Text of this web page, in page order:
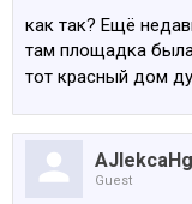
как так? Ещё
там площадка
тот красный дом
Guest